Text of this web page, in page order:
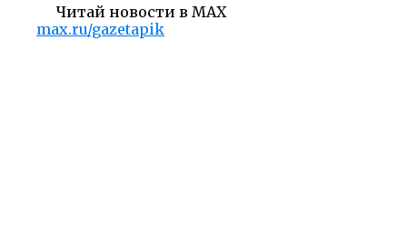
Читай новости в MAX
max.ru/gazetapik